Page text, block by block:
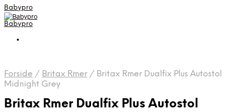
Babypro
Babypro
Forside / Britax Rmer / Britax Rmer Dualfix Plus Autostol
Midnight Grey
Britax Rmer Dualfix Plus Autostol